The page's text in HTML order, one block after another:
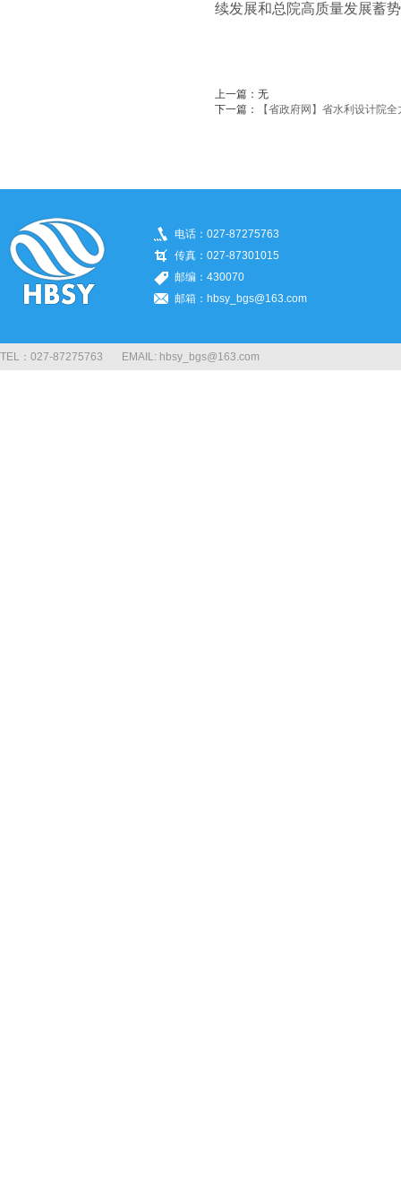
续发展和总院高质量发展蓄
上一篇： 无
下一篇：
【省政府网】省水利设计院
电话：027-87275763
传真：027-87301015
邮编：430070
邮箱：hbsy_bgs@163.com
TEL：027-87275763 EMAIL: hbsy_bgs@163.com